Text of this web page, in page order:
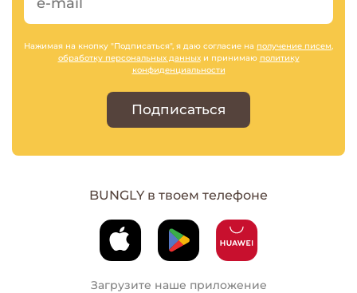
Нажимая на кнопку "Подписаться", я даю согласие на получение писем,
обработку персональных данныхи принимаю политику
конфиденциальности
Подписаться
BUNGLY в твоем телефоне
Загрузите наше приложение